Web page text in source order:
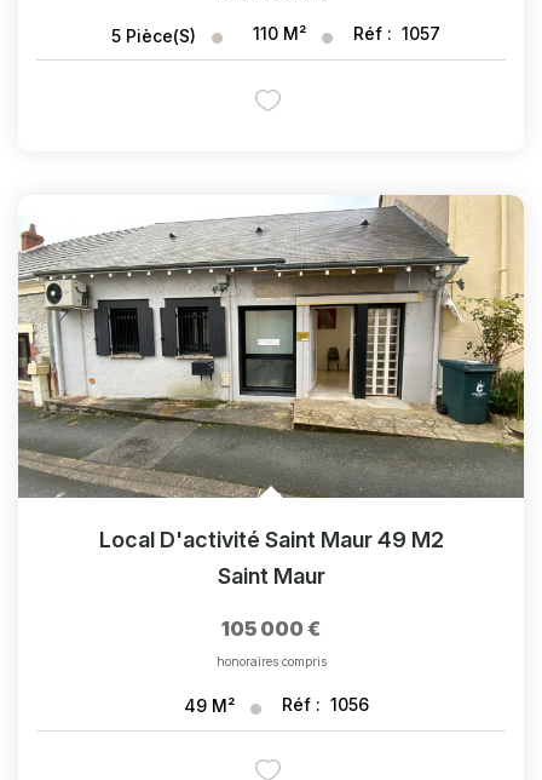
5 Pièce(s) 110 M² Réf : 1057
Local D'activité Saint Maur 49 M2
Saint Maur
105 000 €
honoraires compris
49 M² Réf : 1056